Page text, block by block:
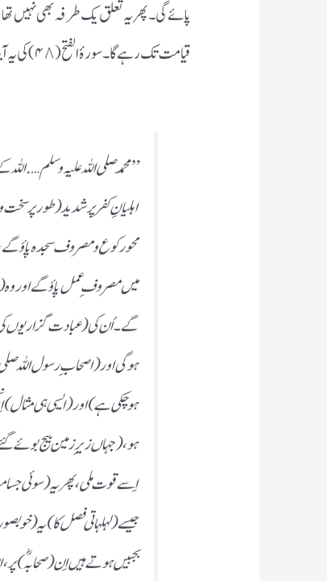
پائے گی۔ پھر یہ تعلق یک طرفہ بھی نہیں
قیامت تک رہے گا ۔سورۂ الفتح (۴٨) کی یہ آیت اِس حقیقت پر شاہد ہے:
” محمدصلی اللہ علیہ و سلم
اہلیانِ کفرپر شدید (طور پر
محورکوع ومصروف سجدہ
میں مصروف ِ عمل پاؤگے اور
گے۔اُن کی (عبادت گزاریوں
ہوگی اور (اصحاب ِ رسول اللہ
ہو چکی ہے) اور( ایسی ہی
ہو،(جہاں زیرِ زمین بیج بوئے
اِسے قوت ملی، پھر یہ( سوئی
جیسے( لہلہاتی فصل کا)یہ(
بجبیں ہوتے ہیں اِن(صحابہؓ)